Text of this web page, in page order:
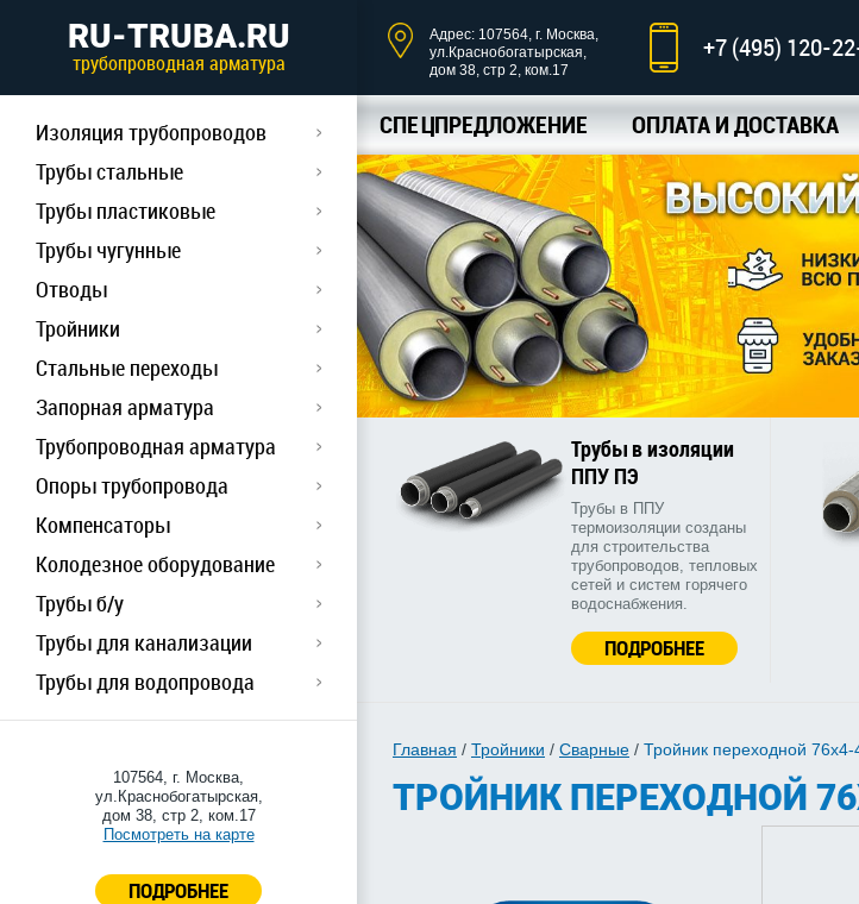
RU-TRUBA.RU
трубопроводная арматура
Изоляция трубопроводов
Трубы стальные
Трубы пластиковые
Трубы чугунные
Отводы
Тройники
Стальные переходы
Запорная арматура
Трубопроводная арматура
Опоры трубопровода
Компенсаторы
Колодезное оборудование
Трубы б/у
Трубы для канализации
Трубы для водопровода
107564, г. Москва,
ул.Краснобогатырская,
дом 38, стр 2, ком.17
Посмотреть на карте
ПОДРОБНЕЕ
Адрес: 107564, г. Москва,
ул.Краснобогатырская,
дом 38, стр 2, ком.17
+7 (495) 120-
СПЕЦПРЕДЛОЖЕНИЕ ОПЛАТА И ДОСТАВКА
Трубы в изоляции
ППУ ПЭ
Трубы в ППУ
термоизоляции созданы
для строительства
трубопроводов, тепловых
сетей и систем горячего
водоснабжения.
ПОДРОБНЕЕ
Главная / Тройники / Сварные / Тройник переходной 76х4-
ТРОЙНИК ПЕРЕХОДНОЙ